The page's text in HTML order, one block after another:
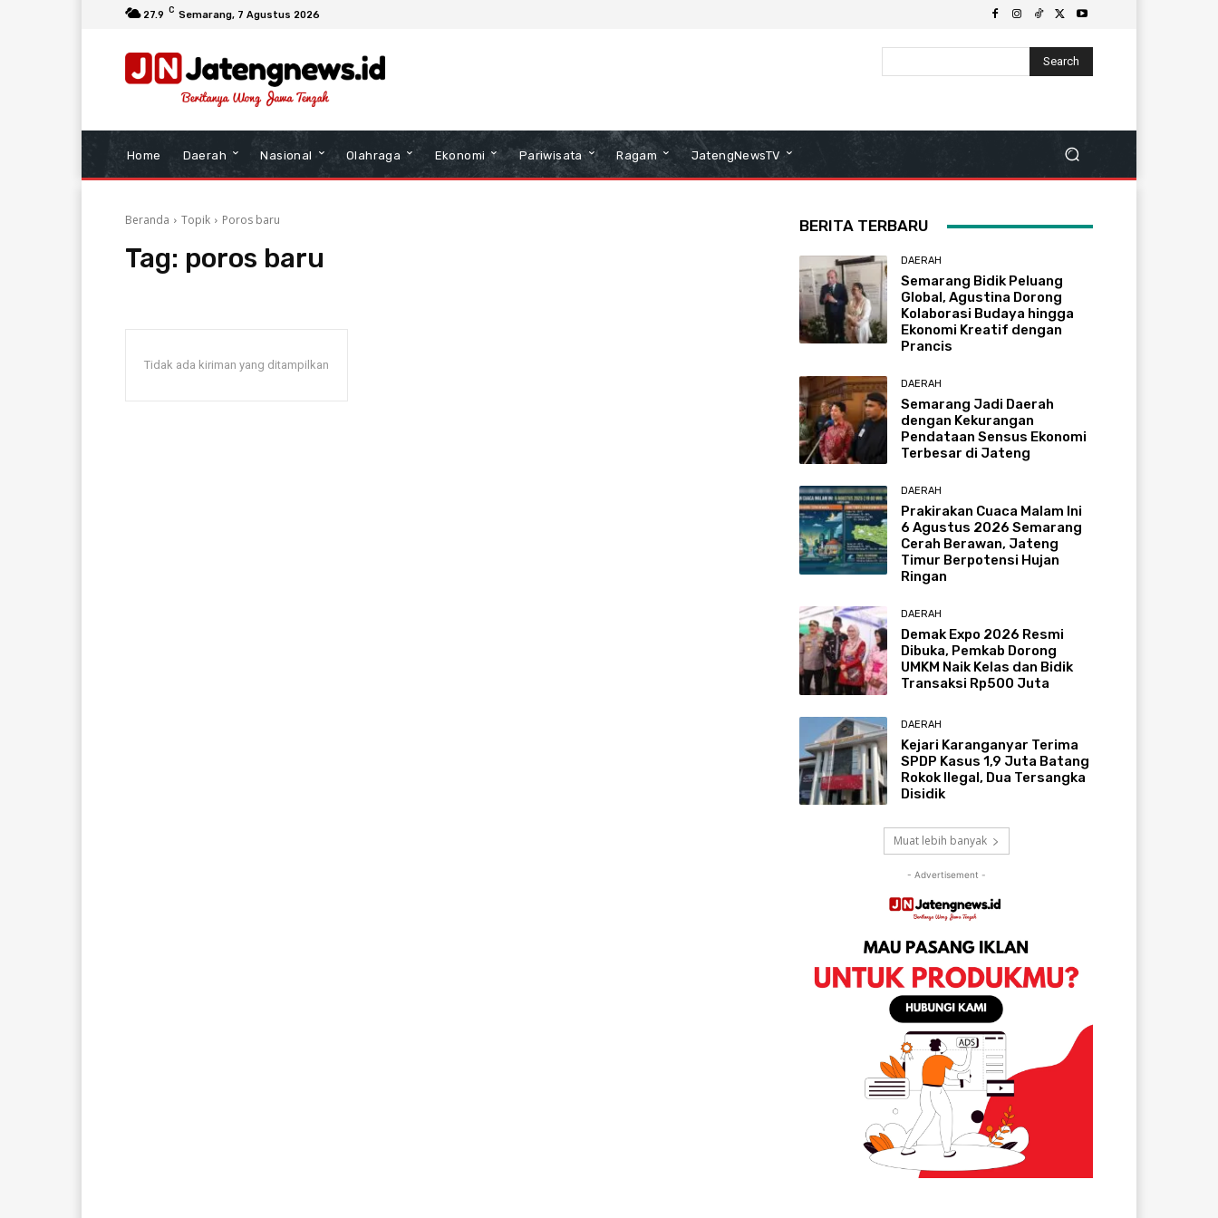
27.9 C Semarang, 7 Agustus 2026
Search
Home Daerah Nasional Olahraga Ekonomi Pariwisata Ragam JatengNewsTV
Beranda Topik Poros baru
Tag: poros baru
Tidak ada kiriman yang ditampilkan
BERITA TERBARU
DAERAH
Semarang Bidik Peluang
Global, Agustina Dorong
Kolaborasi Budaya hingga
Ekonomi Kreatif dengan
Prancis
DAERAH
Semarang Jadi Daerah
dengan Kekurangan
Pendataan Sensus Ekonomi
Terbesar di Jateng
DAERAH
Prakirakan Cuaca Malam Ini
6 Agustus 2026 Semarang
Cerah Berawan, Jateng
Timur Berpotensi Hujan
Ringan
DAERAH
Demak Expo 2026 Resmi
Dibuka, Pemkab Dorong
UMKM Naik Kelas dan Bidik
Transaksi Rp500 Juta
DAERAH
Kejari Karanganyar Terima
SPDP Kasus 1,9 Juta Batang
Rokok Ilegal, Dua Tersangka
Disidik
Muat lebih banyak
- Advertisement -